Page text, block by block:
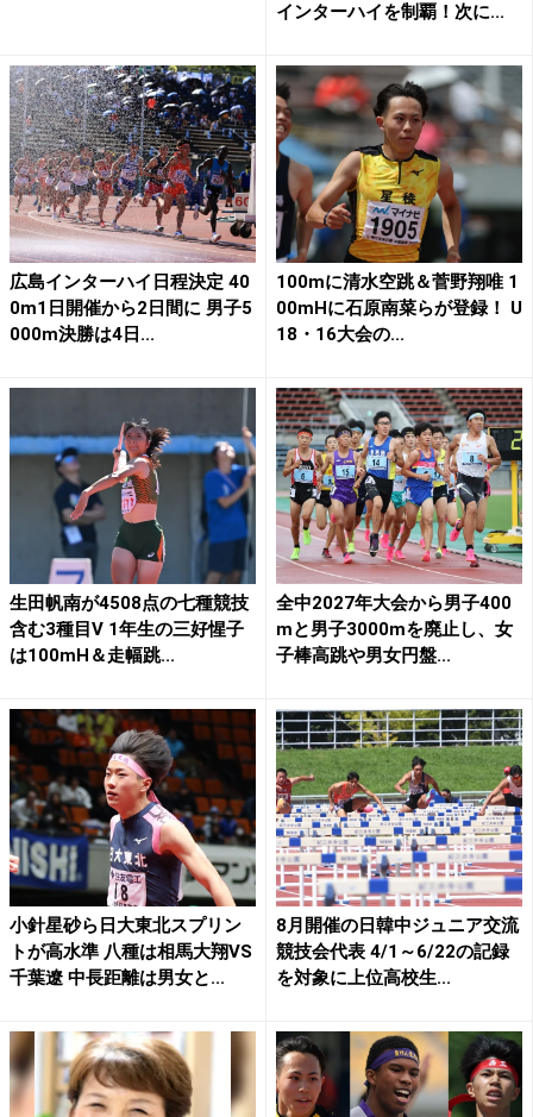
インターハイを制覇！次に...
広島インターハイ日程決定 40
0m1日開催から2日間に 男子5
000m決勝は4日...
100mに清水空跳＆菅野翔唯 1
00mHに石原南菜らが登録！ U
18・16大会の...
生田帆南が4508点の七種競技
含む3種目V 1年生の三好惺子
は100mH＆走幅跳...
全中2027年大会から男子400
mと男子3000mを廃止し、女
子棒高跳や男女円盤...
小針星砂ら日大東北スプリン
トが高水準 八種は相馬大翔VS
千葉遼 中長距離は男女と...
8月開催の日韓中ジュニア交流
競技会代表 4/1～6/22の記録
を対象に上位高校生...